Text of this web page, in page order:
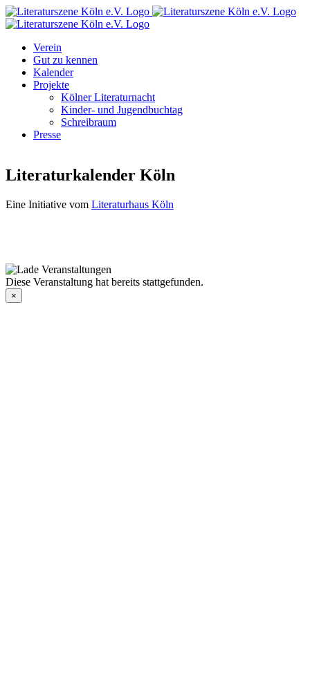
Zum
Inhalt
Facebook
Instagram
E-
Mail
Verein
Gut zu kennen
Kalender
Projekte
Kölner Literaturnacht
Kinder- und Jugendbuchtag
Schreibraum
Presse
Literaturkalender Köln
Eine Initiative vom Literaturhaus Köln
Diese Veranstaltung hat bereits stattgefunden.
×